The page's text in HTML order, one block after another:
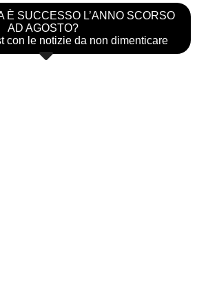
È SUCCESSO L’ANNO SCORSO
AD AGOSTO?
con le notizie da non dimenticare